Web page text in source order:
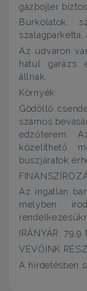
gázbojler
Burkolatok:
Az udvaron
hátul garázs
állnak.
Környék:
Gödöllő
számos
edzőterem.
közelíthető
buszjáratok
Az ingatlan
melyben
IRÁNYÁR: 79,9
VEVŐINK
A hirdetésben